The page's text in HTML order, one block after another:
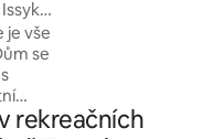
je vše
se
je
rekreačních